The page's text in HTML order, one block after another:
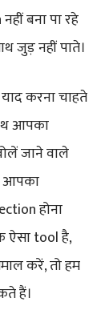
बना पा रहे
जुड़ नहीं पाते।
करना चाहते
आपका
जाने वाले
आपका
होना
ऐसा tool है,
करें, तो हम
हैं।